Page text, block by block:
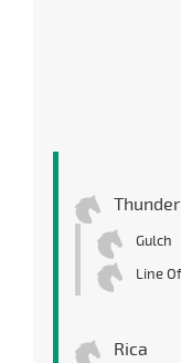
Gulch
Line
Rica